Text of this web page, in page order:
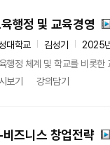
행정 및 교육경영
대학교 김성기
2025
행정 체계 및 학교를 비롯한
보기
강의담기
즈니스 창업전략